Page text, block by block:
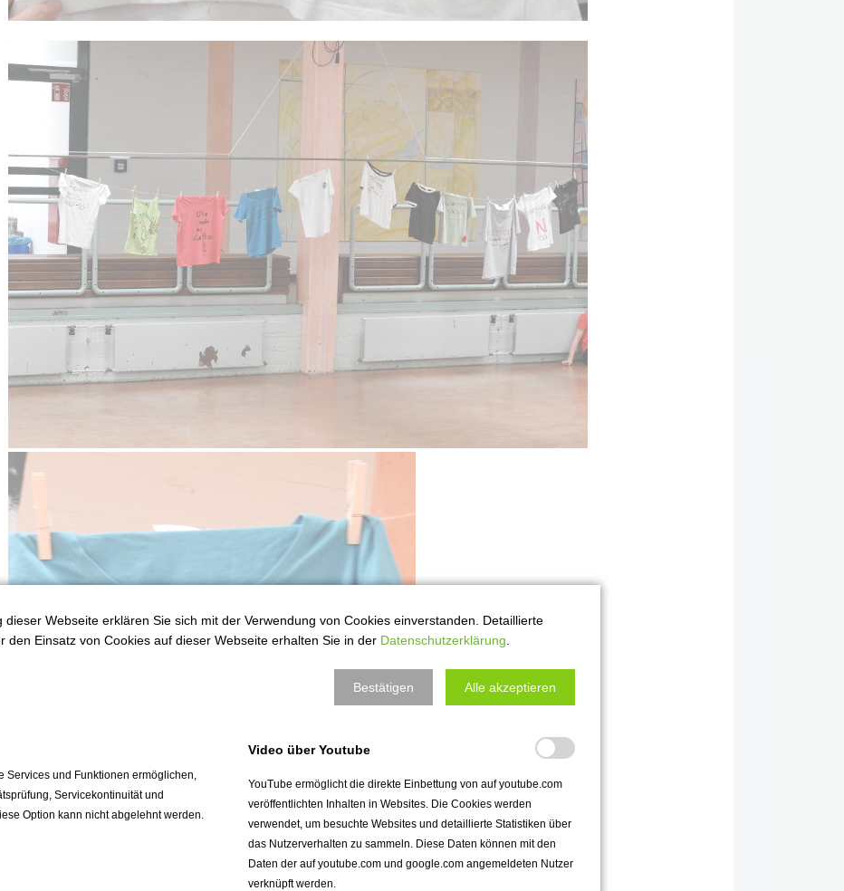
dieser Webseite erklären Sie sich mit der Verwendung von Cookies einverstanden. Detaillierte
den Einsatz von Cookies auf dieser Webseite erhalten Sie in der Datenschutzerklärung
Bestätigen Alle akzeptieren
Services und Funktionen ermöglichen,
Servicekontinuität und
Option kann nicht abgelehnt werden.
Video über Youtube
YouTube ermöglicht die direkte Einbettung von auf youtube.com
veröffentlichten Inhalten in Websites. Die Cookies werden
verwendet, um besuchte Websites und detaillierte Statistiken über
das Nutzerverhalten zu sammeln. Diese Daten können mit den
Daten der auf youtube.com und google.com angemeldeten Nutzer
verknüpft werden.